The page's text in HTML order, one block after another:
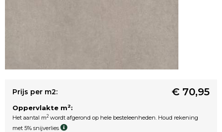
Prijs per m2: € 70,95
Oppervlakte m2:
Het aantal m2 wordt afgerond op hele besteleenheden. Houd rekening
met 5% snijverlies